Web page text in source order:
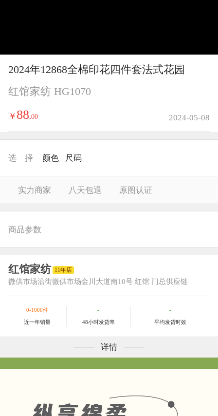
i
2024年12868全棉印花四件套法式花园
红馆家纺 HG1070
￥ 88.00 2024-05-08
选 择 颜色 尺码
实力商家 八天包退 原图认证
商品参数
红馆家纺 11年店
微供市场沿街微供市场金川大道南10号 红馆 门总供应链
0-1000件
近一年销量
-
48小时发货率
-
平均发货时效
详情